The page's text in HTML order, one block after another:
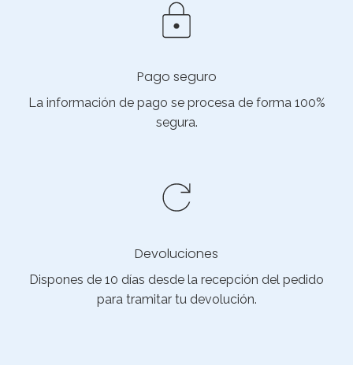
Pago seguro
La información de pago se procesa de forma 100%
segura.
Devoluciones
Dispones de 10 días desde la recepción del pedido
para tramitar tu devolución.